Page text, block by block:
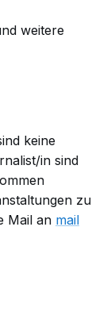
weitere
keine
in sind
zu
Mail an mail​